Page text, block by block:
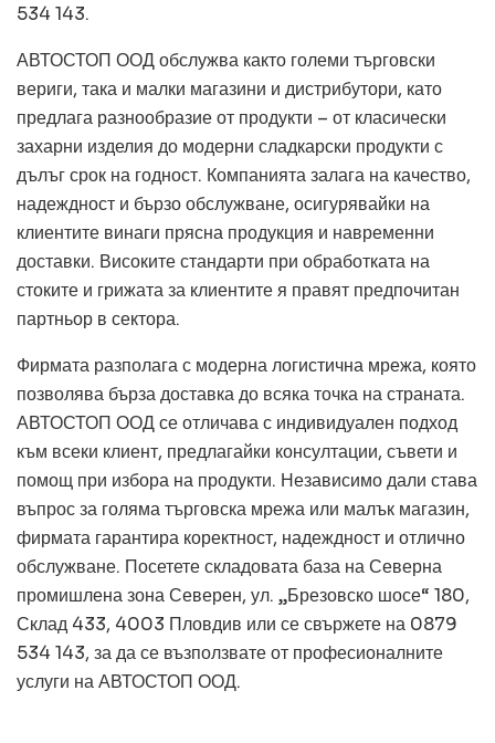
534 143.
АВТОСТОП ООД обслужва както големи търговски
вериги, така и малки магазини и дистрибутори, като
предлага разнообразие от продукти – от класически
захарни изделия до модерни сладкарски продукти с
дълъг срок на годност. Компанията залага на качество,
надеждност и бързо обслужване, осигурявайки на
клиентите винаги прясна продукция и навременни
доставки. Високите стандарти при обработката на
стоките и грижата за клиентите я правят предпочитан
партньор в сектора.
Фирмата разполага с модерна логистична мрежа, която
позволява бърза доставка до всяка точка на страната.
АВТОСТОП ООД се отличава с индивидуален подход
към всеки клиент, предлагайки консултации, съвети и
помощ при избора на продукти. Независимо дали става
въпрос за голяма търговска мрежа или малък магазин,
фирмата гарантира коректност, надеждност и отлично
обслужване. Посетете складовата база на Северна
промишлена зона Северен, ул. „Брезовско шосе“ 180,
Склад 433, 4003 Пловдив или се свържете на 0879
534 143, за да се възползвате от професионалните
услуги на АВТОСТОП ООД.
ОБЩИ